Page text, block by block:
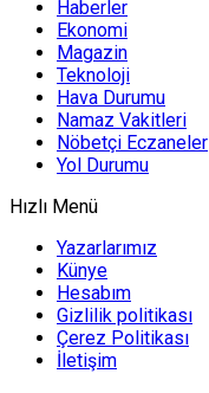
Haberler
Ekonomi
Magazin
Teknoloji
Hava Durumu
Namaz Vakitleri
Nöbetçi Eczaneler
Yol Durumu
Hızlı Menü
Yazarlarımız
Künye
Hesabım
Gizlilik politikası
Çerez Politikası
İletişim